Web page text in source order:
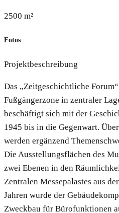
2500 m²
Fotos
Projektbeschreibung
Das „Zeitgeschichtliche
Fußgängerzone in zentraler
beschäftigt sich mit der
1945 bis in die Gegenwart.
werden ergänzend
Die Ausstellungsflächen des
zwei Ebenen in den
Zentralen Messepalastes aus
Jahren wurde der
Zweckbau für Bürofunktionen